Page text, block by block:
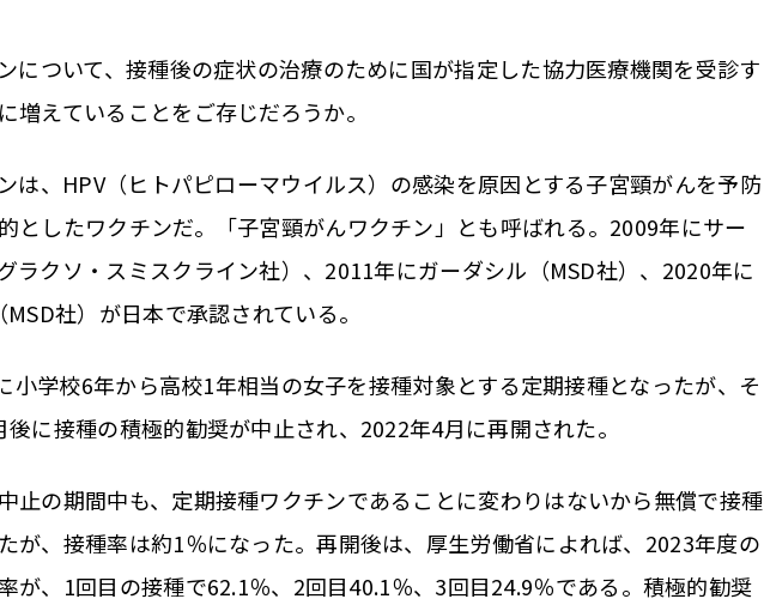
について、接種後の症状の治療のために国が指定した協力医療機関を受診す
増えていることをご存じだろうか。
は、HPV（ヒトパピローマウイルス）の感染を原因とする子宮頸がんを予防
としたワクチンだ。「子宮頸がんワクチン」とも呼ばれる。2009年にサー
ラクソ・スミスクライン社）、2011年にガーダシル（MSD社）、2020年に
社）が日本で承認されている。
小学校6年から高校1年相当の女子を接種対象とする定期接種となったが、そ
に接種の積極的勧奨が中止され、2022年4月に再開された。
止の期間中も、定期接種ワクチンであることに変わりはないから無償で接種
が、接種率は約1％になった。再開後は、厚生労働省によれば、2023年度の
が、1回目の接種で62.1％、2回目40.1％、3回目24.9％である。積極的勧奨